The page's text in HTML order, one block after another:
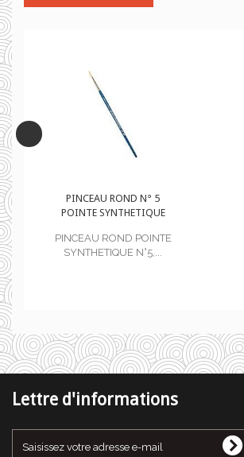
PINCEAU ROND N° 5
POINTE SYNTHETIQUE
PINCEAU ROND POINTE
SYNTHETIQUE N°5,...
Lettre d'informations